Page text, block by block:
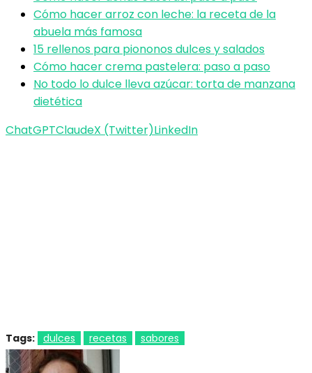
Cómo hacer arroz con leche: la receta de la
abuela más famosa
15 rellenos para piononos dulces y salados
Cómo hacer crema pastelera: paso a paso
No todo lo dulce lleva azúcar: torta de manzana
dietética
ChatGPTClaudeX (Twitter)LinkedIn
Tags: dulces recetas sabores